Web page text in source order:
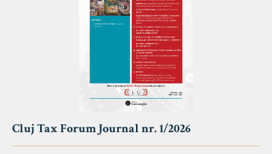
Cluj Tax Forum Journal nr. 1/2026